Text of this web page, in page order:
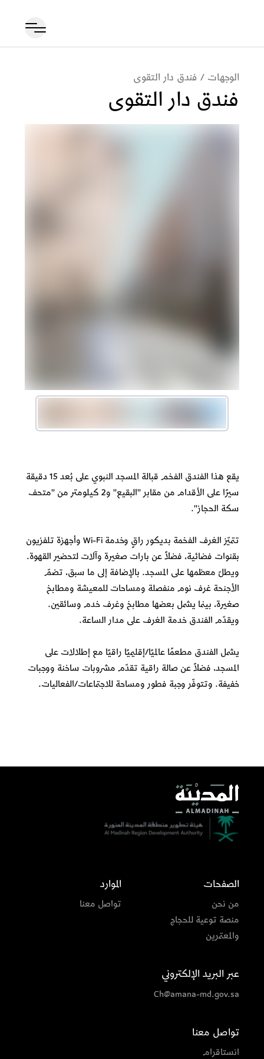
الوجهات / فندق دار التقوى
فندق دار التقوى
يقع هذا الفندق الفخم قبالة المسجد النبوي على بُعد 15 دقيقة
سيرًا على الأقدام من مقابر "البقيع" و2 كيلومتر من "متحف
سكة الحجاز".
تتميّز الغرف الفخمة بديكور راقٍ وخدمة Wi-Fi وأجهزة تلفزيون
بقنوات فضائية، فضلاً عن بارات صغيرة وآلات لتحضير القهوة.
ويطلّ معظمها على المسجد. بالإضافة إلى ما سبق، تضمّ
الأجنحة غرف نوم منفصلة ومساحات للمعيشة ومطابخ
صغيرة، بينما يشمل بعضها مطابخ وغرف خدم وسائقين.
ويقدّم الفندق خدمة الغرف على مدار الساعة.
يشمل الفندق مطعمًا عالميًا/إقليميًا راقيًا مع إطلالات على
المسجد، فضلاً عن صالة راقية تقدّم مشروبات ساخنة ووجبات
خفيفة. وتتوفّر وجبة فطور ومساحة للاجتماعات/الفعاليات.
الصفحات
من نحن
منصة توعية للحجاج
والمعتمرين
عبر البريد الإلكتروني
Ch@amana-md.gov.sa
الموارد
تواصل معنا
تواصل معنا
انستاقرام